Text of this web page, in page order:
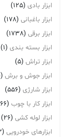
ابزار بادی (125)
ابزار باغبانی (178)
ابزار برقی (1738)
ابزار بسته بندی (1)
ابزار تراش (5)
ابزار جوش و برش (40)
ابزار شارژی (556)
ابزار کار با چوب (466)
ابزار لوله کشی (26)
ابزارهای خودرویی (13)